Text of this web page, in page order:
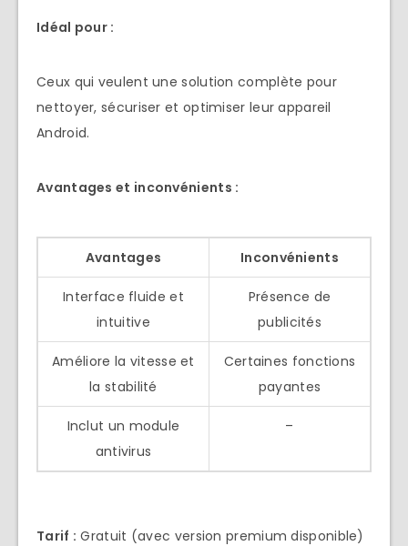
Idéal pour :
Ceux qui veulent une solution complète pour
nettoyer, sécuriser et optimiser leur appareil
Android.
Avantages et inconvénients :
Avantages Inconvénients
Interface fluide et
intuitive
Présence de
publicités
Améliore la vitesse et
la stabilité
Certaines fonctions
payantes
Inclut un module
antivirus
–
Tarif : Gratuit (avec version premium disponible)